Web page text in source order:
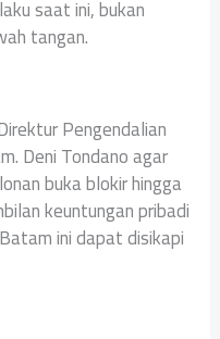
saat ini, bukan
tangan.
Pengendalian
Deni Tondano agar
buka blokir hingga
keuntungan pribadi
ini dapat disikapi